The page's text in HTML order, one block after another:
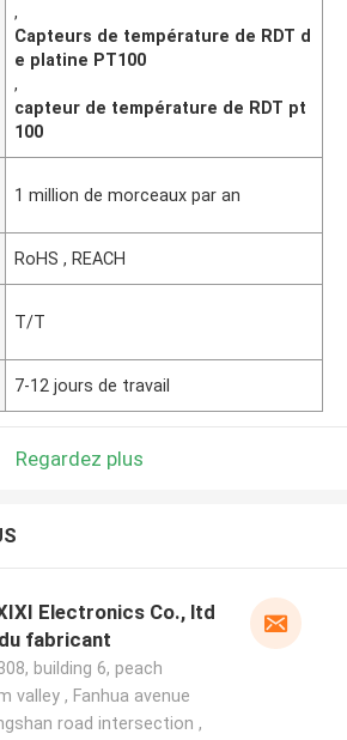
,
Capteurs de température de RDT d
e platine PT100
,
capteur de température de RDT pt
100
1 million de morceaux par an
RoHS , REACH
T/T
7-12 jours de travail
Regardez plus
Electronics Co., ltd
fabricant
building 6, peach
valley , Fanhua avenue
road intersection ,